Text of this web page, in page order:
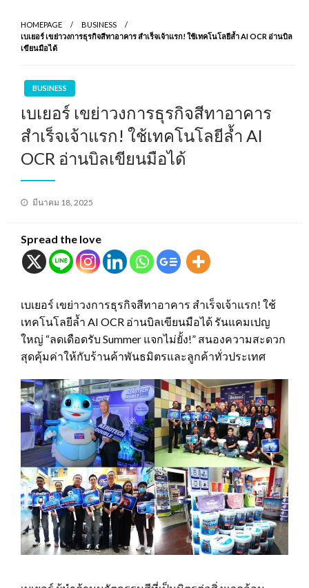
HOMEPAGE
BUSINESS
เบเยอร์ เขย่าวงการธุรกิจสีทาอาคาร สำเร็จเจ้าแรก! ใช้เทคโนโลยีล้ำ AI OCR อ่านบิล
เขียนมือได้
BUSINESS
เบเยอร์ เขย่าวงการธุรกิจสีทาอาคาร
สำเร็จเจ้าแรก! ใช้เทคโนโลยีล้ำ AI
OCR อ่านบิลเขียนมือได้
Posted
มีนาคม 18, 2025
Spread the love
เบเยอร์ เขย่าวงการธุรกิจสีทาอาคาร สำเร็จเจ้าแรก! ใช้
เทคโนโลยีล้ำ AI OCR อ่านบิลเขียนมือได้ รันแคมเปญ
ใหญ่ “ลดเดือดรับ Summer แจกไม่ยั้ง!” สนองความสะดวก
สุดคุ้มค่าให้กับร้านค้าพันธมิตรและลูกค้าทั่วประเทศ